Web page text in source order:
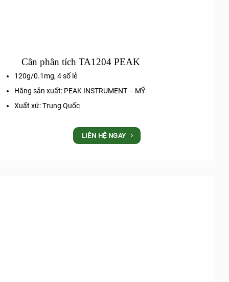
Cân phân tích TA1204 PEAK
120g/0.1mg, 4 số lẻ
Hãng sản xuất: PEAK INSTRUMENT – MỸ
Xuất xứ: Trung Quốc
LIÊN HỆ NGAY